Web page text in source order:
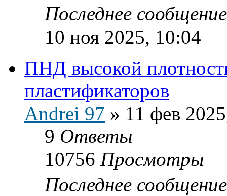
Последнее
10 ноя 2025, 10:04
ПНД высокой
пластификаторов
Andrei 97 » 11 фев
9 Ответы
10756 Просмотры
Последнее